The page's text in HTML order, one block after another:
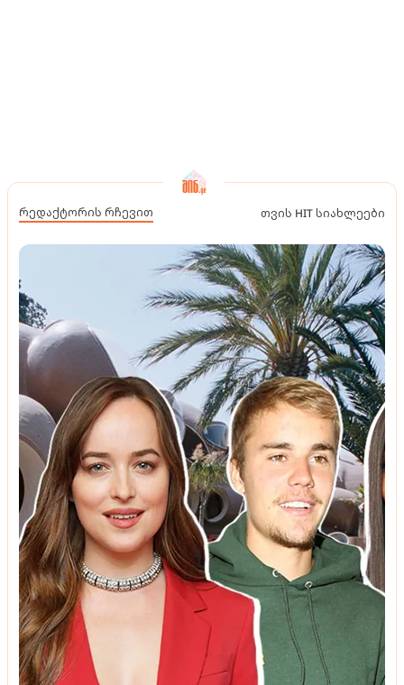
რედაქტორის რჩევით თვის HIT სიახლეები